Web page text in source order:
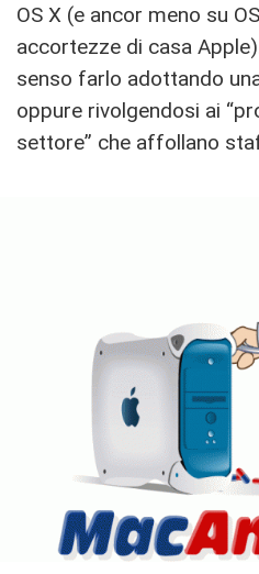
OS X (e ancor meno su
accortezze di casa
senso farlo adottando
oppure rivolgendosi ai
settore” che affollano